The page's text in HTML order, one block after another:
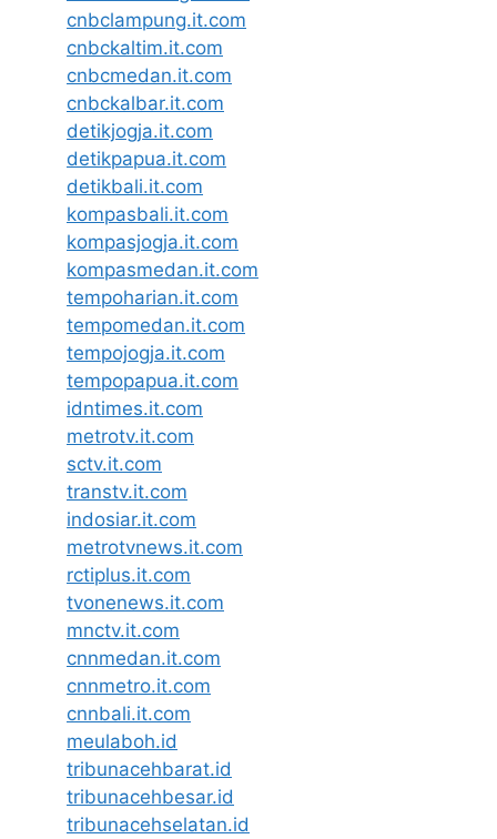
cnbclampung.it.com
cnbckaltim.it.com
cnbcmedan.it.com
cnbckalbar.it.com
detikjogja.it.com
detikpapua.it.com
detikbali.it.com
kompasbali.it.com
kompasjogja.it.com
kompasmedan.it.com
tempoharian.it.com
tempomedan.it.com
tempojogja.it.com
tempopapua.it.com
idntimes.it.com
metrotv.it.com
sctv.it.com
transtv.it.com
indosiar.it.com
metrotvnews.it.com
rctiplus.it.com
tvonenews.it.com
mnctv.it.com
cnnmedan.it.com
cnnmetro.it.com
cnnbali.it.com
meulaboh.id
tribunacehbarat.id
tribunacehbesar.id
tribunacehselatan.id